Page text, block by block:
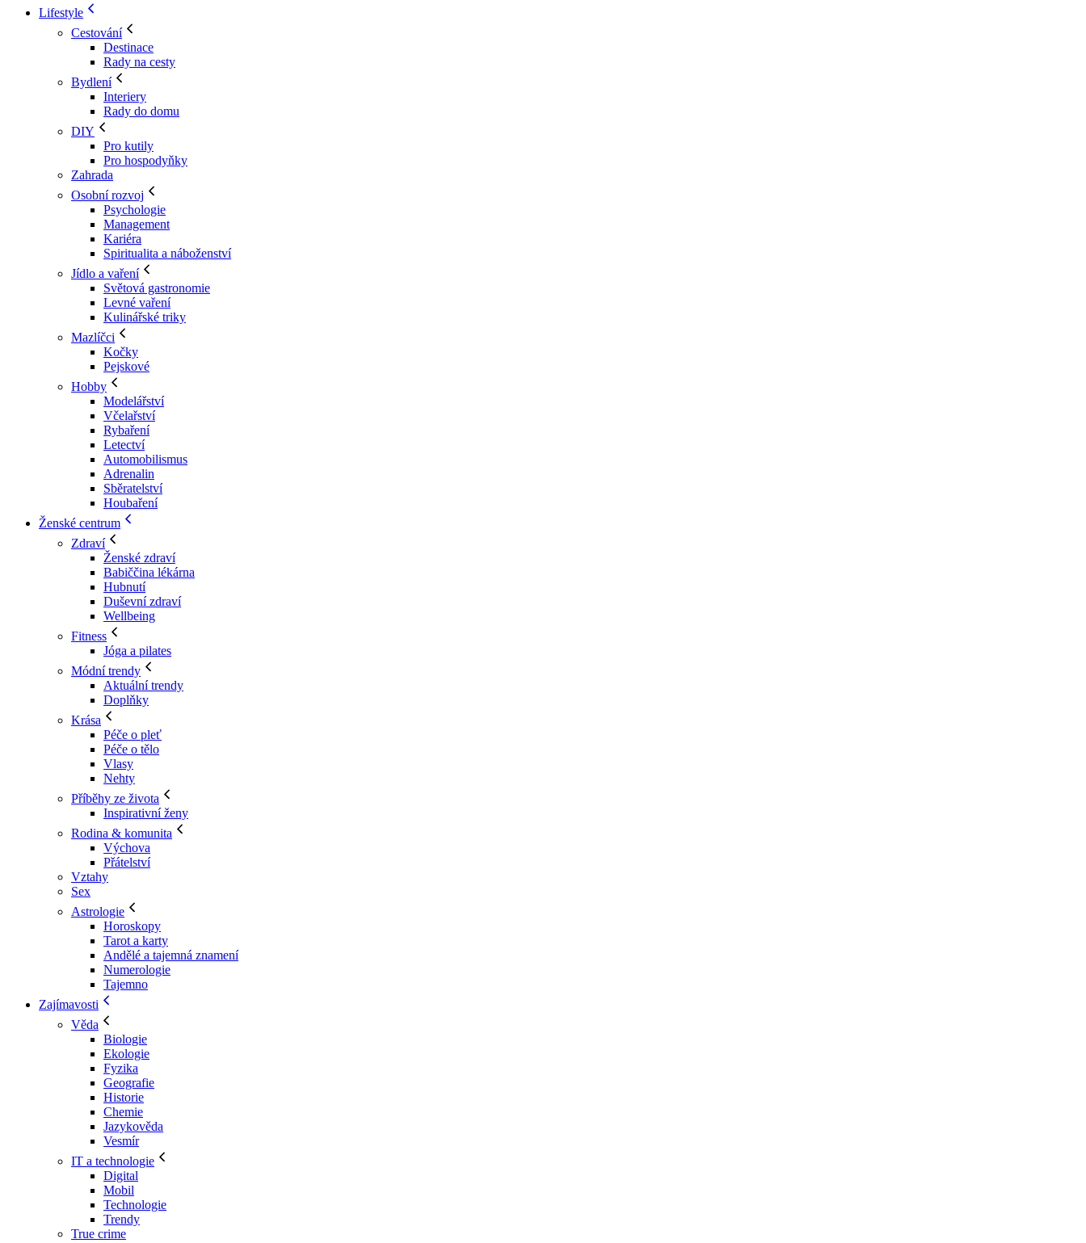
Lifestyle
Cestování
Destinace
Rady na cesty
Bydlení
Interiery
Rady do domu
DIY
Pro kutily
Pro hospodyňky
Zahrada
Osobní rozvoj
Psychologie
Management
Kariéra
Spiritualita a náboženství
Jídlo a vaření
Světová gastronomie
Levné vaření
Kulinářské triky
Mazlíčci
Kočky
Pejskové
Hobby
Modelářství
Včelařství
Rybaření
Letectví
Automobilismus
Adrenalin
Sběratelství
Houbaření
Ženské centrum
Zdraví
Ženské zdraví
Babiččina lékárna
Hubnutí
Duševní zdraví
Wellbeing
Fitness
Jóga a pilates
Módní trendy
Aktuální trendy
Doplňky
Krása
Péče o pleť
Péče o tělo
Vlasy
Nehty
Příběhy ze života
Inspirativní ženy
Rodina & komunita
Výchova
Přátelství
Vztahy
Sex
Astrologie
Horoskopy
Tarot a karty
Andělé a tajemná znamení
Numerologie
Tajemno
Zajímavosti
Věda
Biologie
Ekologie
Fyzika
Geografie
Historie
Chemie
Jazykověda
Vesmír
IT a technologie
Digital
Mobil
Technologie
Trendy
True crime